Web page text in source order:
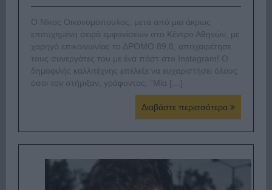
Ο Νίκος Οικονομόπουλος, μετά από μια άκρως
επιτυχημένη σειρά εμφανίσεων στο Κέντρο Αθηνών, με
χορηγό επικοινωνίας το ΔΡΟΜΟ 89,8, αποχαιρέτησε
τους συνεργάτες του με ένα πόστ στο Instagram! Ο
δημοφιλής καλλιτέχνης επέλεξε να ευχαριστήσει όλους
όσοι τον στήριξαν, γράφοντας: “Μία […]
Διαβάστε περισσότερα